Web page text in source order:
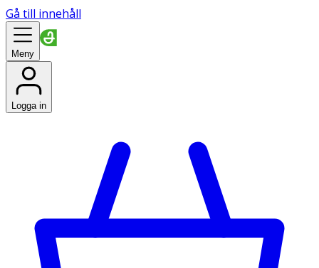
Gå till innehåll
Meny
Logga in